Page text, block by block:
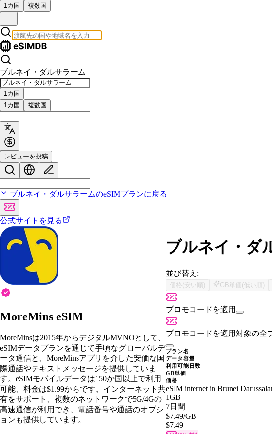
1カ国 複数国
ブルネイ・ダルサラーム
1カ国
1カ国
複数国
レビューを投稿
ブルネイ・ダルサラームのeSIMプランに戻る
公式サイトを見る
MoreMins eSIM
MoreMinsは2015年からデジタルMVNOとして、
eSIMデータプランを通じて手頃なグローバルデ
ータ通信と、MoreMinsアプリを介した安価な国
際通話やテキストメッセージを提供していま
す。eSIMモバイルデータは150か国以上で利用
可能、料金は$1.99からです。インターネット共
有をサポート、複数のネットワークで5G/4Gの
高速通信が利用でき、電話番号や通話のオプシ
ョンも提供しています。
ブルネイ・ダ
並び替え:
価格(安い順) GB単価(低い順)
プロモコードを適用
プロモコードを適用対象の全
プラン名
データ容量
利用可能日数
GB単価
価格
eSIM internet in Brunei
1GB
7日間
$7.49/GB
$7.49